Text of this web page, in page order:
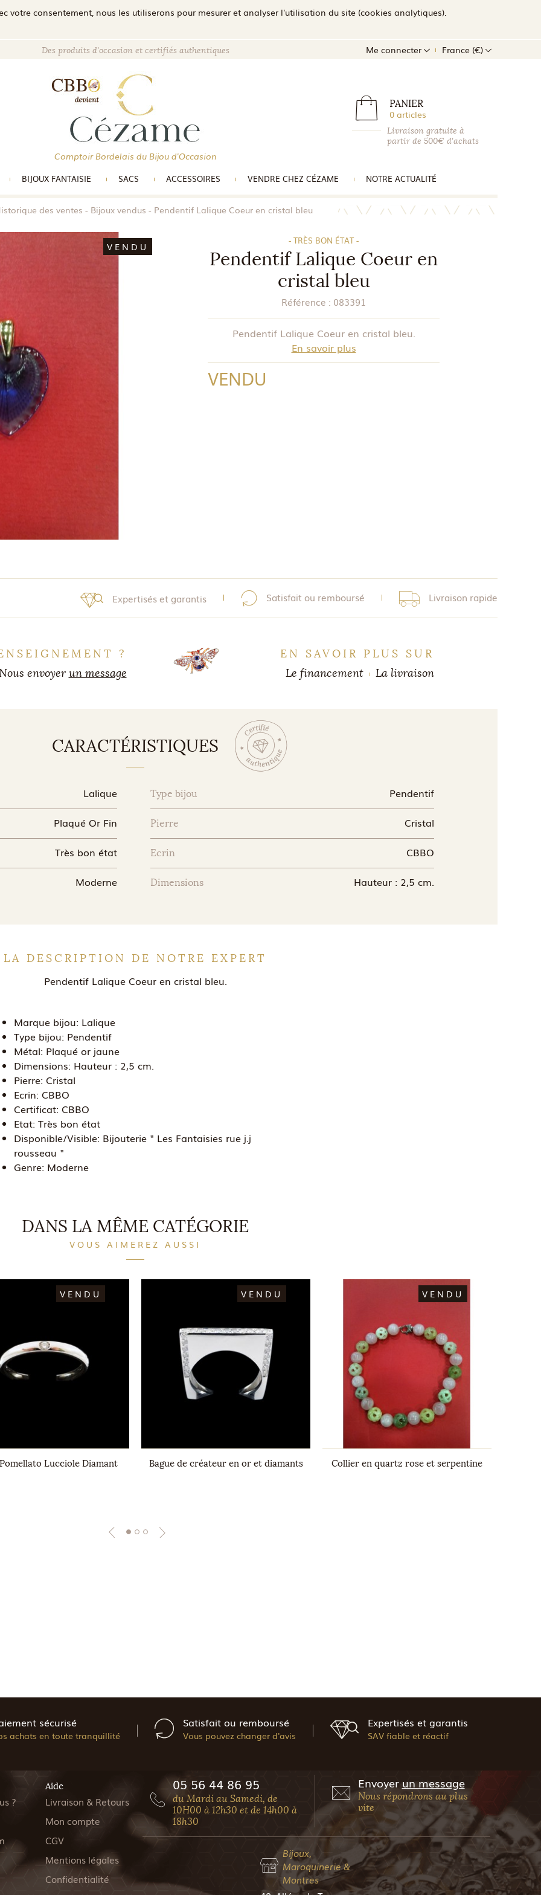
votre consentement, nous les utiliserons pour mesurer et analyser l'utilisation du site (cookies analytiques).
Des produits d'occasion et certifiés authentiques Me connecter France (€)
PANIER
0 articles
Livraison gratuite à
partir de 500€ d'achats
Comptoir Bordelais du Bijou d'Occasion
BIJOUX FANTAISIE SACS ACCESSOIRES VENDRE CHEZ CÉZAME NOTRE ACTUALITÉ
des ventes Bijoux vendus Pendentif Lalique Coeur en cristal bleu
VENDU
- TRÈS BON ÉTAT -
Pendentif Lalique Coeur en
cristal bleu
Référence : 083391
Pendentif Lalique Coeur en cristal bleu.
En savoir plus
VENDU
Expertisés et garantis Satisfait ou remboursé Livraison rapide
?
envoyerun message
EN SAVOIR PLUS SUR
Le financement
La livraison
CARACTÉRISTIQUES
Lalique Type bijou Pendentif
Plaqué Or Fin Pierre Cristal
Très bon état Ecrin CBBO
Moderne Dimensions Hauteur : 2,5 cm.
LA DESCRIPTION DE NOTRE EXPERT
Pendentif Lalique Coeur en cristal bleu.
Marque bijou: Lalique
Type bijou: Pendentif
Métal: Plaqué or jaune
Dimensions: Hauteur : 2,5 cm.
Pierre: Cristal
Ecrin: CBBO
Certificat: CBBO
Etat: Très bon état
Disponible/Visible: Bijouterie " Les Fantaisies rue j.j
rousseau "
Genre: Moderne
DANS LA MÊME CATÉGORIE
VOUS AIMEREZ AUSSI
VENDU
Lucciole Diamant
VENDU
Bague de créateur en or et diamants
VENDU
Collier en quartz rose et serpentine
sécurisé
achats en toute tranquillité
Satisfait ou remboursé
Vous pouvez changer d'avis
Expertisés et garantis
SAV fiable et réactif
?
Aide
Livraison & Retours
Mon compte
CGV
Mentions légales
Confidentialité
05 56 44 86 95
du Mardi au Samedi, de
10H00 à 12h30 et de 14h00 à
18h30
Envoyer un message
Nous répondrons au plus
vite
Bijoux,
Maroquinerie &
Montres